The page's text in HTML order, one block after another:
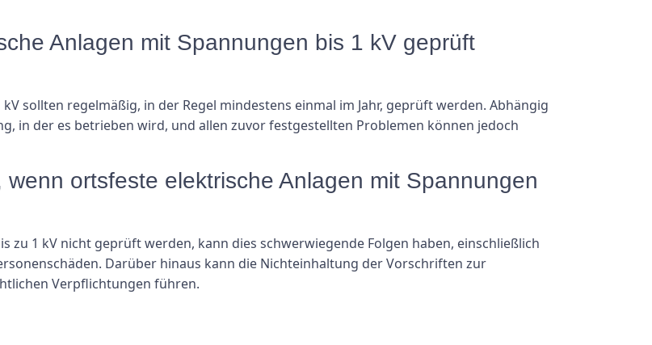
Anlagen mit Spannungen bis 1 kV geprüft
sollten regelmäßig, in der Regel mindestens einmal im Jahr, geprüft werden. Abhängig
in der es betrieben wird, und allen zuvor festgestellten Problemen können jedoch
ortsfeste elektrische Anlagen mit Spannungen
zu 1 kV nicht geprüft werden, kann dies schwerwiegende Folgen haben, einschließlich
Darüber hinaus kann die Nichteinhaltung der Vorschriften zur
Verpflichtungen führen.